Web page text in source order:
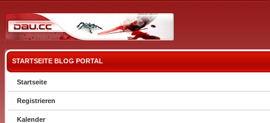
STARTSEITE BLOG PORTAL
Startseite
Registrieren
Kalender